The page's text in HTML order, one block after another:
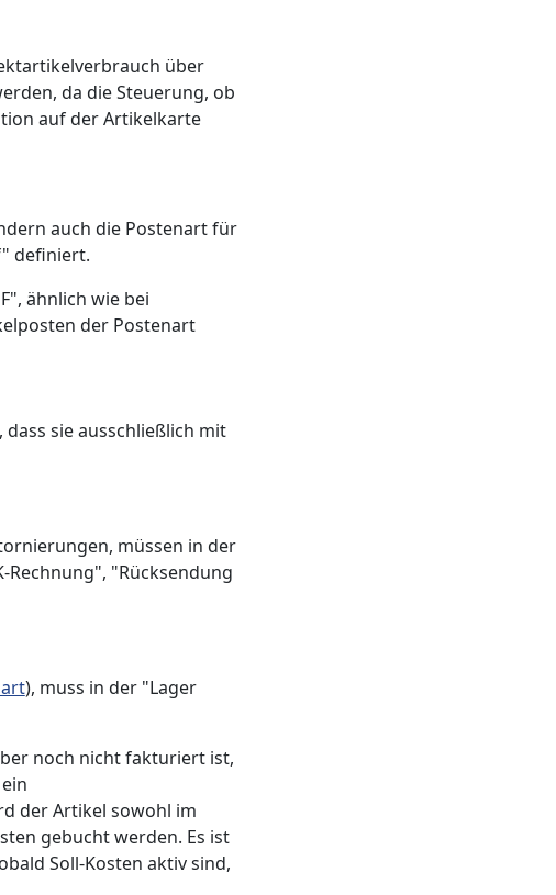
über
da die Steuerung, ob
auf der Artikelkarte
auch die Postenart für
definiert.
ähnlich wie bei
der Postenart
sie ausschließlich mit
müssen in der
"Rücksendung
), muss in der "Lager
noch nicht fakturiert ist,
der Artikel sowohl im
gebucht werden. Es ist
Soll-Kosten aktiv sind,